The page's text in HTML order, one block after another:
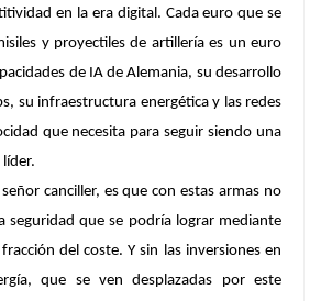
en la era digital. Cada euro que se
y proyectiles de artillería es un euro
de IA de Alemania, su desarrollo
su infraestructura energética y las redes
que necesita para seguir siendo una
canciller, es que con estas armas no
seguridad que se podría lograr mediante
del coste. Y sin las inversiones en
que se ven desplazadas por este